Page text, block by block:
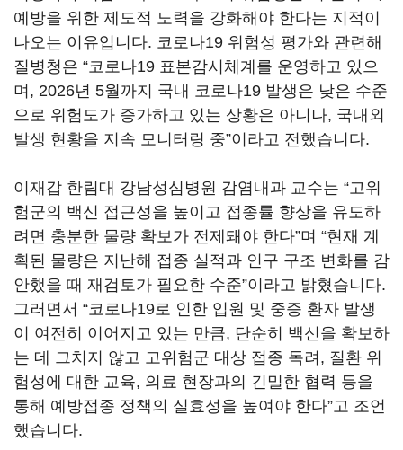
예방을 위한 제도적 노력을 강화해야 한다는 지적이
나오는 이유입니다. 코로나19 위험성 평가와 관련해
질병청은 “코로나19 표본감시체계를 운영하고 있으
며, 2026년 5월까지 국내 코로나19 발생은 낮은 수준
으로 위험도가 증가하고 있는 상황은 아니나, 국내외
발생 현황을 지속 모니터링 중”이라고 전했습니다.
이재갑 한림대 강남성심병원 감염내과 교수는 “고위
험군의 백신 접근성을 높이고 접종률 향상을 유도하
려면 충분한 물량 확보가 전제돼야 한다”며 “현재 계
획된 물량은 지난해 접종 실적과 인구 구조 변화를 감
안했을 때 재검토가 필요한 수준”이라고 밝혔습니다.
그러면서 “코로나19로 인한 입원 및 중증 환자 발생
이 여전히 이어지고 있는 만큼, 단순히 백신을 확보하
는 데 그치지 않고 고위험군 대상 접종 독려, 질환 위
험성에 대한 교육, 의료 현장과의 긴밀한 협력 등을
통해 예방접종 정책의 실효성을 높여야 한다”고 조언
했습니다.